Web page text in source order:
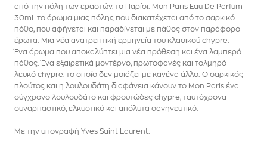
από την πόλη των εραστών, το Παρίσι. Mon Paris Eau De Parfum
30ml: το άρωμα μιας πόλης που διακατέχεται από το σαρκικό
πόθο, που αφήνεται και παραδίνεται με πάθος στον παράφορο
έρωτα. Μια νέα ανατρεπτική ερμηνεία του κλασικού chypre.
Ένα άρωμα που αποκαλύπτει μια νέα πρόθεση και ένα λαμπερό
πάθος. Ένα εξαιρετικά μοντέρνο, πρωτοφανές και τολμηρό
λευκό chypre, το οποίο δεν μοιάζει με κανένα άλλο. Ο σαρκικός
πλούτος και η λουλουδάτη διαφάνεια κάνουν το Mon Paris ένα
σύγχρονο λουλουδάτο και φρουτώδες chypre, ταυτόχρονα
συναρπαστικό, ελκυστικό και απόλυτα σαγηνευτικό.
Με την υπογραφή Yves Saint Laurent.